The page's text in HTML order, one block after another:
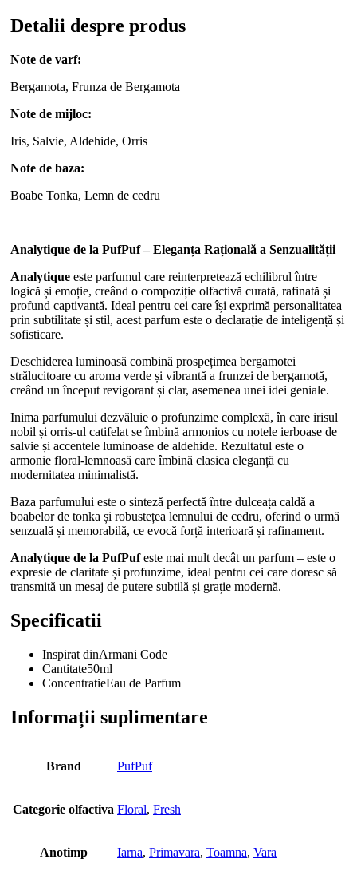
Detalii despre produs
Note de varf:
Bergamota, Frunza de Bergamota
Note de mijloc:
Iris, Salvie, Aldehide, Orris
Note de baza:
Boabe Tonka, Lemn de cedru
Analytique de la PufPuf – Eleganța Rațională a Senzualității
Analytique este parfumul care reinterpretează echilibrul între
logică și emoție, creând o compoziție olfactivă curată, rafinată și
profund captivantă. Ideal pentru cei care își exprimă personalitatea
prin subtilitate și stil, acest parfum este o declarație de inteligență și
sofisticare.
Deschiderea luminoasă combină prospețimea bergamotei
strălucitoare cu aroma verde și vibrantă a frunzei de bergamotă,
creând un început revigorant și clar, asemenea unei idei geniale.
Inima parfumului dezvăluie o profunzime complexă, în care irisul
nobil și orris-ul catifelat se îmbină armonios cu notele ierboase de
salvie și accentele luminoase de aldehide. Rezultatul este o
armonie floral-lemnoasă care îmbină clasica eleganță cu
modernitatea minimalistă.
Baza parfumului este o sinteză perfectă între dulceața caldă a
boabelor de tonka și robustețea lemnului de cedru, oferind o urmă
senzuală și memorabilă, ce evocă forță interioară și rafinament.
Analytique de la PufPufeste mai mult decât un parfum – este o
expresie de claritate și profunzime, ideal pentru cei care doresc să
transmită un mesaj de putere subtilă și grație modernă.
Specificatii
Inspirat dinArmani Code
Cantitate50ml
ConcentratieEau de Parfum
Informații suplimentare
Brand PufPuf
Categorie olfactiva Floral, Fresh
Anotimp Iarna, Primavara, Toamna, Vara